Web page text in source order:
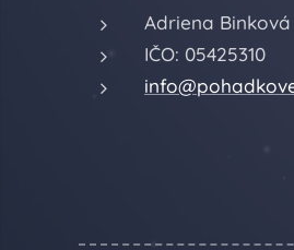
Adriena Binková
IČO: 05425310